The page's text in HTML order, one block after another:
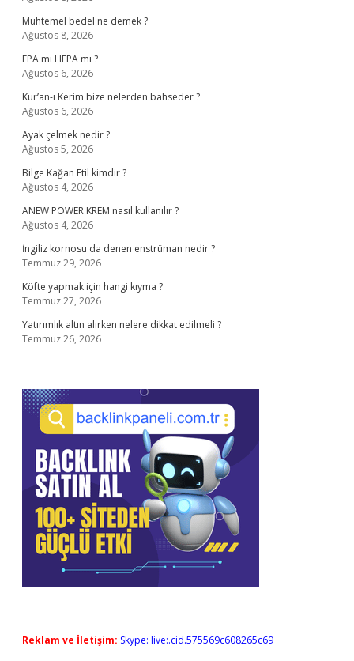
Muhtemel bedel ne demek ?
Ağustos 8, 2026
EPA mı HEPA mı ?
Ağustos 6, 2026
Kur’an-ı Kerim bize nelerden bahseder ?
Ağustos 6, 2026
Ayak çelmek nedir ?
Ağustos 5, 2026
Bilge Kağan Etil kimdir ?
Ağustos 4, 2026
ANEW POWER KREM nasıl kullanılır ?
Ağustos 4, 2026
İngiliz kornosu da denen enstrüman nedir ?
Temmuz 29, 2026
Köfte yapmak için hangi kıyma ?
Temmuz 27, 2026
Yatırımlık altın alırken nelere dikkat edilmeli ?
Temmuz 26, 2026
Reklam ve İletişim: Skype: live:.cid.575569c608265c69